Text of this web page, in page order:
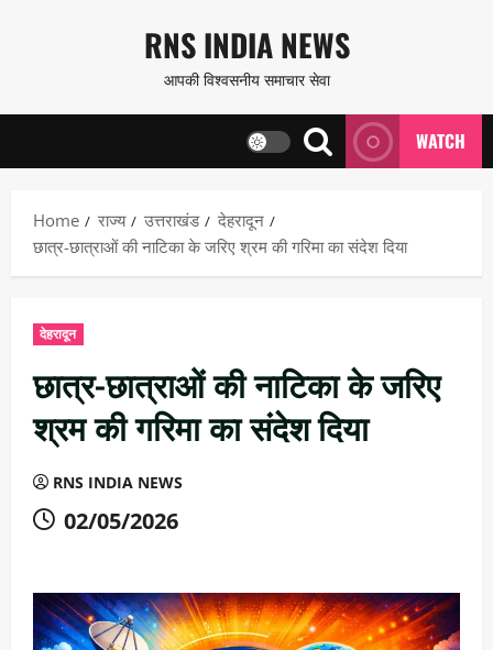
content
RNS INDIA NEWS
आपकी विश्वसनीय समाचार सेवा
WATCH
Home राज्य उत्तराखंड
देहरादून
छात्र-छात्राओं की नाटिका के जरिए श्रम की गरिमा का संदेश दिया
देहरादून
छात्र-छात्राओं की नाटिका के जरिए
श्रम की गरिमा का संदेश दिया
RNS INDIA NEWS
02/05/2026